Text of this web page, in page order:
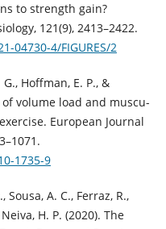
to strength gain?
121(9), 2413–2422.
04730-4/FIGURES/2
Hoffman, E. P., &
of volume load and muscu-
European Journal
1735-9
Sousa, A. C., Ferraz, R.,
H. P. (2020). The